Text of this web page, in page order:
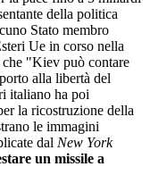
della politica
Stato membro
Ue in corso nella
"Kiev può contare
alla libertà del
italiano ha poi
la ricostruzione della
le immagini
dal New York
un missile a